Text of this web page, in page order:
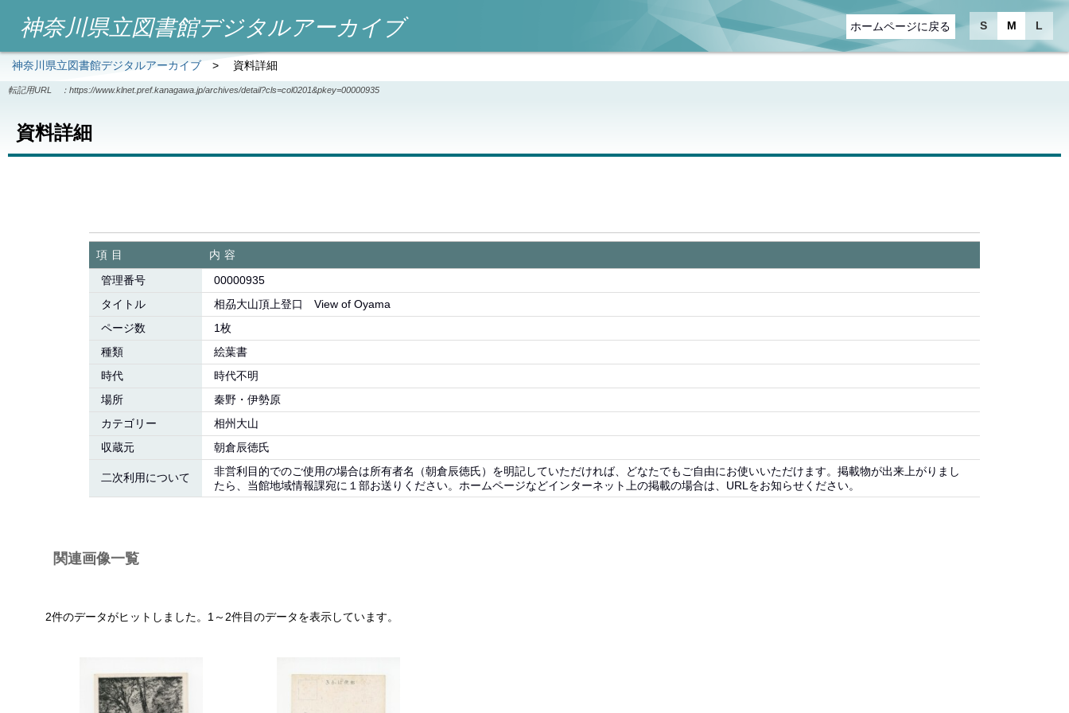
S M L
ホームページに戻る
神奈川県立図書館デジタルアーカイブ
神奈川県立図書館デジタルアーカイブ> 資料詳細
転記用URL ： https://www.klnet.pref.kanagawa.jp/archives/detail?cls=col0201&pkey=00000935
資料詳細
項目
内容
管理番号
00000935
タイトル
相刕大山頂上登口 View of Oyama
ページ数
1枚
種類
絵葉書
時代
時代不明
場所
秦野・伊勢原
カテゴリー
相州大山
収蔵元
朝倉辰徳氏
二次利用について
非営利目的でのご使用の場合は所有者名（朝倉辰徳氏）を明記していただければ、どなたでもご自由にお使いいただけます。掲載物が出来上がりまし
たら、当館地域情報課宛に１部お送りください。ホームページなどインターネット上の掲載の場合は、URLをお知らせください。
関連画像一覧
2件のデータがヒットしました。1～2件目のデータを表示しています。